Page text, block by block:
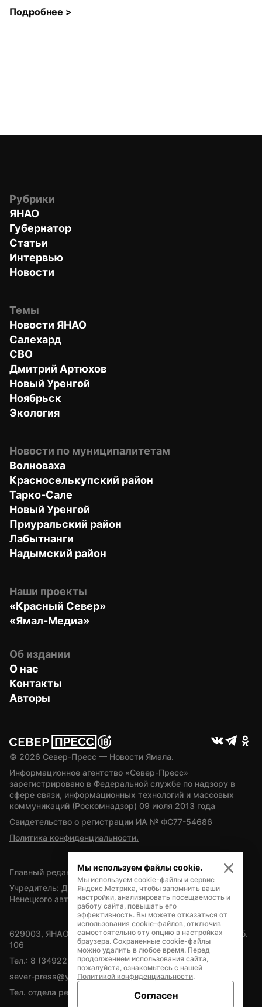
Подробнее >
Рубрики
ЯНАО
Губернатор
Статьи
Интервью
Новости
Темы
Новости ЯНАО
Салехард
СВО
Дмитрий Артюхов
Новый Уренгой
Ноябрьск
Экология
Новости по муниципалитетам
Волноваха
Красноселькупский район
Тарко-Сале
Новый Уренгой
Приуральский район
Лабытнанги
Надымский район
Наши проекты
«Красный Север»
«Ямал-Медиа»
Об издании
О нас
Контакты
Авторы
© 2026 Север-Пресс — Новости Ямала.
Информационное агентство «Север-Пресс»
зарегистрировано в Федеральной службе по надзору в
сфере связи, информационных технологий и массовых
коммуникаций (Роскомнадзор) 09 июля 2013 года
Свидетельство о регистрации ИА № ФС77-54686
Политика конфиденциальности.
Главный редактор — А.Л. Поздеев
Учредитель: Департамент внутренней политики Ямало-
Ненецкого автономного округа
629003, ЯНАО, Салехард, мкр. Богдана Кнунянца, д.1, каб.
106
Тел.: 8 (34922) 71262
sever-press@yamal-media.ru
Тел. отдела рекламы: 8 (34922) 42728
Мы используем файлы cookie.
Мы используем cookie-файлы и сервис
Яндекс.Метрика, чтобы запомнить ваши
настройки, анализировать посещаемость и
работу сайта, повышать его
эффективность. Вы можете отказаться от
использования cookie-файлов, отключив
самостоятельно эту опцию в настройках
браузера. Сохраненные cookie-файлы
можно удалить в любое время. Перед
продолжением использования сайта,
пожалуйста, ознакомьтесь с нашей
Политикой конфиденциальности.
Согласен